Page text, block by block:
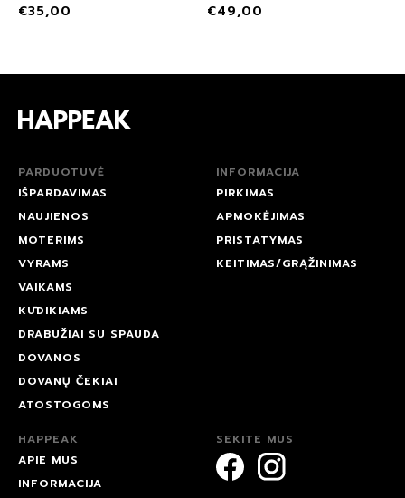
€35,00
€49,00
PARDUOTUVĖ
IŠPARDAVIMAS
NAUJIENOS
MOTERIMS
VYRAMS
VAIKAMS
KŪDIKIAMS
DRABUŽIAI SU SPAUDA
DOVANOS
DOVANŲ ČEKIAI
ATOSTOGOMS
INFORMACIJA
PIRKIMAS
APMOKĖJIMAS
PRISTATYMAS
KEITIMAS/GRĄŽINIMAS
HAPPEAK
APIE MUS
INFORMACIJA
SEKITE MUS